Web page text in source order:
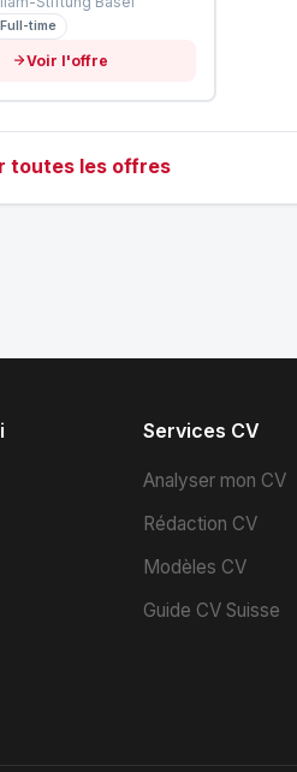
Full-time
Voir l'offre
toutes les offres
Services CV
Analyser mon CV
Rédaction CV
Modèles CV
Guide CV Suisse